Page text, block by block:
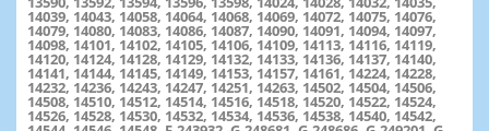
14039, 14043, 14058, 14064, 14068, 14069, 14072, 14075, 14076,
14079, 14080, 14083, 14086, 14087, 14090, 14091, 14094, 14097,
14098, 14101, 14102, 14105, 14106, 14109, 14113, 14116, 14119,
14120, 14124, 14128, 14129, 14132, 14133, 14136, 14137, 14140,
14141, 14144, 14145, 14149, 14153, 14157, 14161, 14224, 14228,
14232, 14236, 14243, 14247, 14251, 14263, 14502, 14504, 14506,
14508, 14510, 14512, 14514, 14516, 14518, 14520, 14522, 14524,
14526, 14528, 14530, 14532, 14534, 14536, 14538, 14540, 14542,